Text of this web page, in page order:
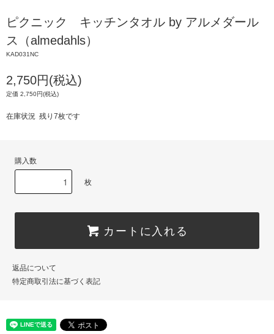
ピクニック キッチンタオル by アルメダール
ス（almedahls）
KAD031NC
2,750円(税込)
定価 2,750円(税込)
在庫状況 残り7枚です
購入数
枚
カートに入れる
返品について
特定商取引法に基づく表記